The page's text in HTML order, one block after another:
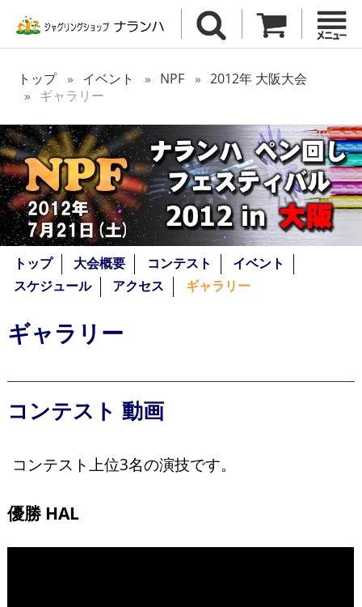
トップ イベント NPF
2012年 大阪大会
ギャラリー
トップ 大会概要 コンテスト
イベント
スケジュール
アクセス ギャラリー
ギャラリー
コンテスト 動画
コンテスト上位3名の演技です。
優勝 HAL